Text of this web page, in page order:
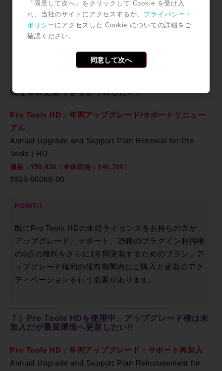
永続ライセンスを既にお持ちで、アップグレードの権
利が失効している方向けの再加入プラン。こちらのラ
イセンスを購入することで最新のバージョンを入手す
６）Pro Tools HDを使用中、次の年も最新の制作環
境を常に更新できるようにしたい!!
Pro Tools HD：年間アップグレード/サポートリニュー
アル
Annual Upgrade and Support Plan Renewal for Pro
Tools | HD
価格：¥50,436（本体価格：¥46,700）
9935-66088-00
POINT!!
既にPro Tools HDの永続ライセンスをお持ちの方が、
アップグレード、サポート、25種のプラグイン利用権
の3点の権利をさらに1年間更新するためのプラン。ア
ップグレード権利の保有期間内にご購入と更新のアク
ティベーションを行う必要があります。
７）Pro Tools HDを使用中、アップグレード権は未
加入だが最新環境へ更新したい!!
Pro Tools HD：年間アップグレード・サポート再加入
Annual Upgrade and Support Plan Reinstatement for
「同意して次へ」をクリックして Cookie を受け入
れ、当社のサイトにアクセスするか、 プライバシー・
ポリシーにアクセスした Cookie についての詳細をご
確認ください。
同意して次へ